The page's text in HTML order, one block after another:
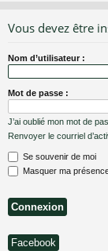
s
Vous devez être
Nom d’utilisateur :
Mot de passe :
J’ai oublié mon mot de
Renvoyer le courriel
Se souvenir de moi
Masquer ma
Facebook